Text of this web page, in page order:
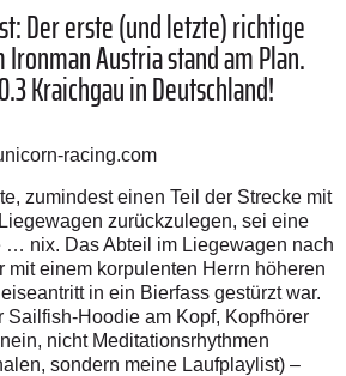
Der erste (und letzte) richtige
Austria stand am Plan.
Kraichgau in Deutschland!
racing.com
zumindest einen Teil der Strecke mit
zurückzulegen, sei eine
… nix. Das Abteil im Liegewagen nach
mit einem korpulenten Herrn höheren
in ein Bierfass gestürzt war.
Sailfish-Hoodie am Kopf, Kopfhörer
nicht Meditationsrhythmen
sondern meine Laufplaylist) –